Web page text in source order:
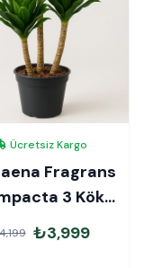
Ücretsiz Kargo
Fragrans
3 Kök
110cm
₺3,999